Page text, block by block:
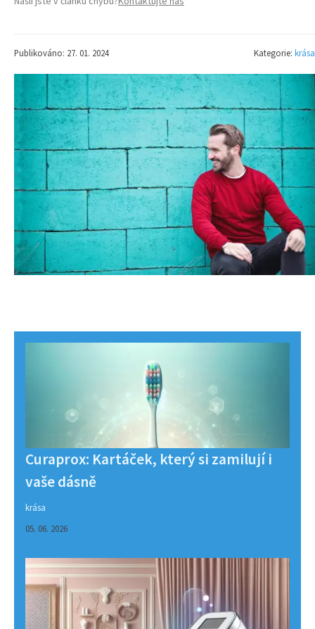
Publikováno: 27. 01. 2024 Kategorie: krása
Curaprox: Kartáček, který si zamilují i
vaše dásně
krása
05. 06. 2026